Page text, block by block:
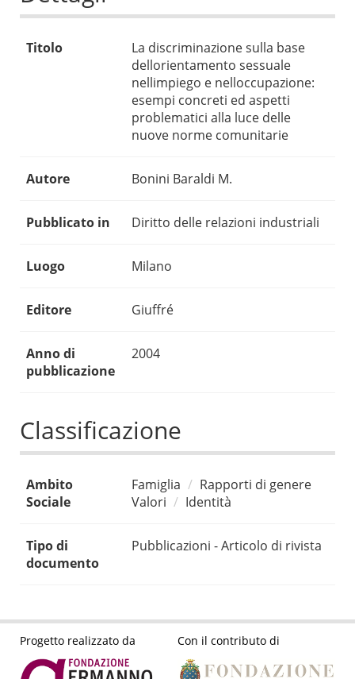
Titolo
La discriminazione sulla base
dellorientamento sessuale
nellimpiego e nelloccupazione:
esempi concreti ed aspetti
problematici alla luce delle
nuove norme comunitarie
Autore Bonini Baraldi M.
Pubblicato in Diritto delle relazioni industriali
Luogo Milano
Editore Giuffré
Anno di
pubblicazione
2004
Classificazione
Ambito
Sociale
Famiglia
Rapporti di genere
Valori
Identità
Tipo di
documento
Pubblicazioni - Articolo di rivista
Progetto realizzato da Con il contributo di